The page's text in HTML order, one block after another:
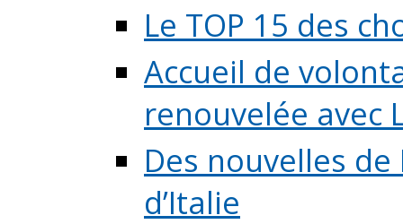
Le TOP 15 des
Accueil de
renouvelée avec
Des nouvelles
d’Italie